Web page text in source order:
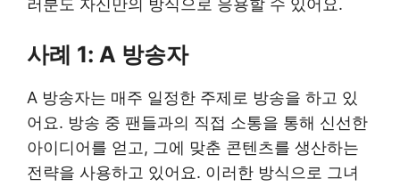
러분도 자신만의 방식으로 응용할 수 있어요.
사례 1: A 방송자
A 방송자는 매주 일정한 주제로 방송을 하고 있
어요. 방송 중 팬들과의 직접 소통을 통해 신선한
아이디어를 얻고, 그에 맞춘 콘텐츠를 생산하는
전략을 사용하고 있어요. 이러한 방식으로 그녀